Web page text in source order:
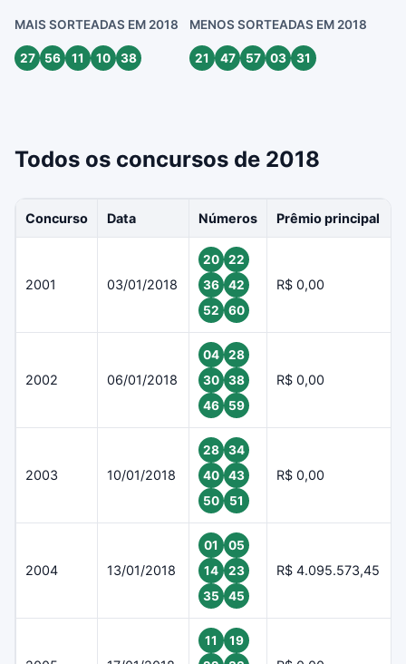
MAIS SORTEADAS EM 2018
27 56 11 10 38
MENOS SORTEADAS EM 2018
21 47 57 03 31
Todos os concursos de 2018
Concurso Data Números Prêmio principal
2001 03/01/2018
20
22
36
42
52
60
R$ 0,00
2002 06/01/2018
04
28
30
38
46
59
R$ 0,00
2003 10/01/2018
28
34
40
43
50
51
R$ 0,00
2004 13/01/2018
01
05
14
23
35
45
R$ 4.095.573,45
11
19